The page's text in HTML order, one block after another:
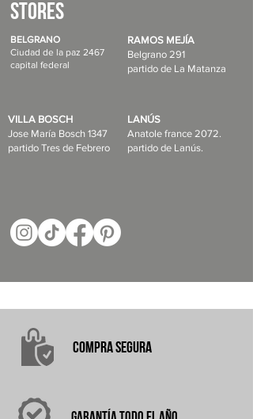
STORES
BELGRANO
Ciudad de la paz 2467
capital federal
RAMOS MEJÍA
Belgrano 291
partido de La Matanza
VILLA BOSCH
Jose María Bosch 1347
partido Tres de Febrero
LANÚS
Anatole france 2072.
partido de Lanús.
COMPRASEGURA